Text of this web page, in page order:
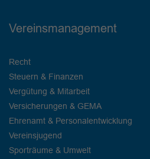
Vereinsmanagement
Recht
Steuern & Finanzen
Vergütung & Mitarbeit
Versicherungen & GEMA
Ehrenamt & Personalentwicklung
Vereinsjugend
Sporträume & Umwelt